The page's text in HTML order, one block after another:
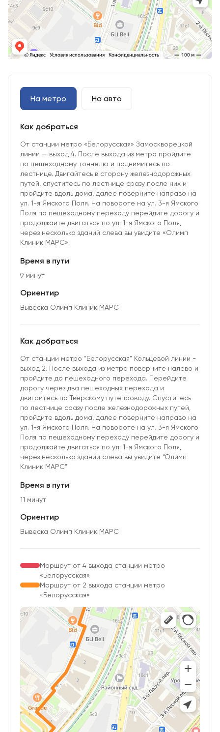
На метро На авто
Как добраться
От станции метро «Белорусская» Замоскворецкой
линии — выход 4. После выхода из метро пройдите
по пешеходному тоннелю и поднимитесь по
лестнице. Двигайтесь в сторону железнодорожных
путей, спуститесь по лестнице сразу после них и
пройдите вдоль дома, далее поверните направо на
ул. 1-я Ямского Поля. На повороте на ул. 3-я Ямского
Поля по пешеходному переходу перейдите дорогу и
продолжайте двигаться по ул. 1-я Ямского Поля,
через несколько зданий слева вы увидите «Олимп
Клиник МАРС».
Время в пути
9 минут
Ориентир
Вывеска Олимп Клиник МАРС
Как добраться
От станции метро “Белорусская” Кольцевой линии -
выход 2. После выхода из метро поверните налево и
пройдите до пешеходного перехода. Перейдите
дорогу через два пешеходных перехода и
двигайтесь по Тверскому путепроводу. Спуститесь
по лестнице сразу после железнодорожных путей,
пройдите вдоль дома, далее поверните направо на
ул. 1-я Ямского Поля. На повороте на ул. 3-я Ямского
Поля по пешеходному переходу перейдите дорогу и
продолжайте двигаться по ул. 1-я Ямского Поля,
через несколько зданий слева вы увидите “Олимп
Клиник МАРС”
Время в пути
11 минут
Ориентир
Вывеска Олимп Клиник МАРС
Маршрут от 4 выхода станции метро
«Белорусская»
Маршрут от 2 выхода станции метро
«Белорусская»